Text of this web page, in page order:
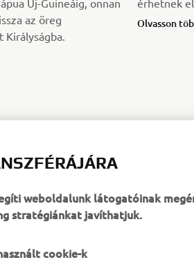
Új-Guineáig, onnan
az öreg
Királyságba.
érhetnek
Olvasson
weboldalunk látogatóinak
stratégiánkat javíthatjuk.
cookie-k